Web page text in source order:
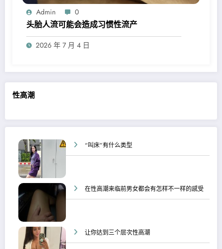
性高潮
“叫床”有什么类型
在性高潮来临前男女都会有怎样不一样的感受
让你达到三个层次性高潮
Admin 0
头胎人流可能会造成习惯性流产
2026 年 7 月 4 日